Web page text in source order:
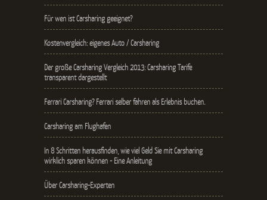
Für wen ist Carsharing geeignet?
Kostenvergleich: eigenes Auto / Carsharing
Der große Carsharing Vergleich 2013: Carsharing Tarife
transparent dargestellt
Ferrari Carsharing? Ferrari selber fahren als Erlebnis buchen.
Carsharing am Flughafen
In 8 Schritten herausfinden, wie viel Geld Sie mit Carsharing
wirklich sparen können - Eine Anleitung
Über Carsharing-Experten